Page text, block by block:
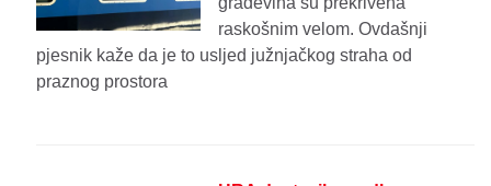
raskošnim velom. Ovdašnji
pjesnik kaže da je to usljed južnjačkog straha od
praznog prostora